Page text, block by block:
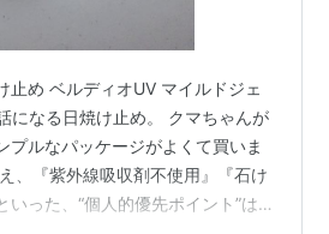
止め ベルディオUV マイルドジェ
になる日焼け止め。 クマちゃんが
プルなパッケージがよくて買いま
、『紫外線吸収剤不使用』『石け
いった、“個人的優先ポイント”はあ